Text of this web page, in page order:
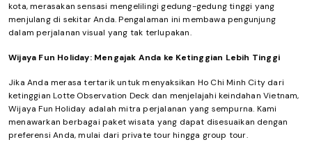
kota, merasakan sensasi mengelilingi gedung-gedung tinggi yang
menjulang di sekitar Anda. Pengalaman ini membawa pengunjung
dalam perjalanan visual yang tak terlupakan.
Wijaya Fun Holiday: Mengajak Anda ke Ketinggian Lebih Tinggi
Jika Anda merasa tertarik untuk menyaksikan Ho Chi Minh City dari
ketinggian Lotte Observation Deck dan menjelajahi keindahan Vietnam,
Wijaya Fun Holiday adalah mitra perjalanan yang sempurna. Kami
menawarkan berbagai paket wisata yang dapat disesuaikan dengan
preferensi Anda, mulai dari private tour hingga group tour.